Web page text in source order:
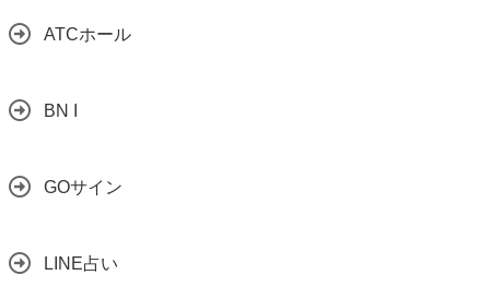
ATCホール
BN I
GOサイン
LINE占い